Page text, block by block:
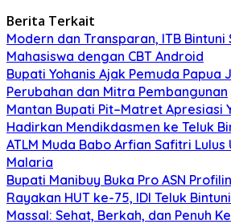
Berita Terkait
Modern dan Transparan, ITB Bintuni
Mahasiswa dengan CBT Android
Bupati Yohanis Ajak Pemuda Papua
Perubahan dan Mitra Pembangunan
Mantan Bupati Pit–Matret Apresiasi
Hadirkan Mendikdasmen ke Teluk
ATLM Muda Babo Arfian Safitri
Malaria
Bupati Manibuy Buka Pro ASN
Rayakan HUT ke-75, IDI Teluk
Massal: Sehat, Berkah, dan Penuh